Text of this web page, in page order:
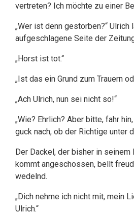
vertreten? Ich möchte zu einer
„Wer ist denn gestorben?“
aufgeschlagene Seite der
„Horst ist tot.“
„Ist das ein Grund zum Trauern
„Ach Ulrich, nun sei nicht so!“
„Wie? Ehrlich? Aber bitte, fahr
guck nach, ob der Richtige unter
Der Dackel, der bisher in seinem
kommt angeschossen, bellt
wedelnd.
„Dich nehme ich nicht mit, mein
Ulrich.“